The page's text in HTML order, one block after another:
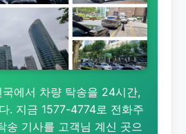
에서 차량 탁송을 24시간,
. 지금 1577-4774로 전화주
송 기사를 고객님 계신 곳으